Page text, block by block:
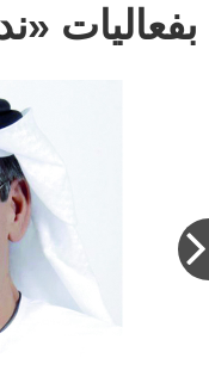
بفعاليات